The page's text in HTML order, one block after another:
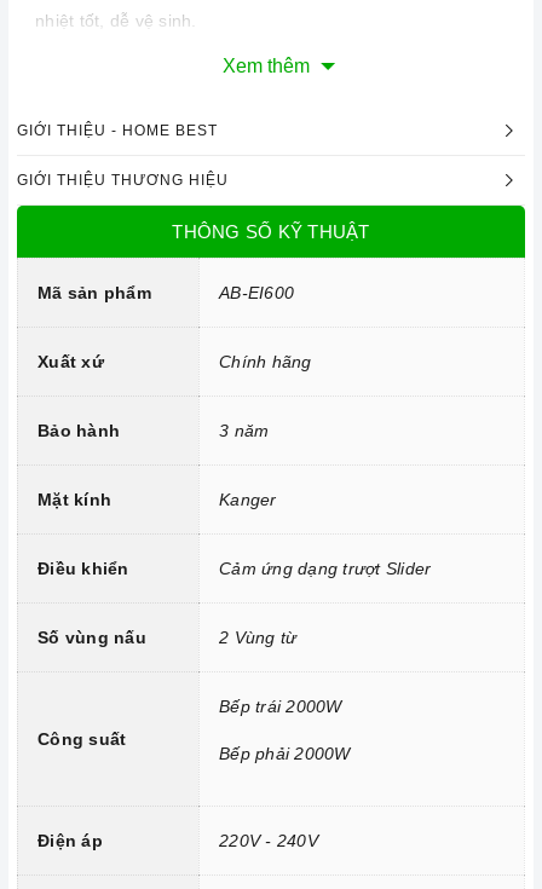
nhiệt tốt, dễ vệ sinh.
Công nghệ hiện đại
Mâm từ đường kính 20cm
Công nghệ INVERTER tiết kiệm điện năng.
Trang bị 9 dải công suất nấu.
Tính năng vượt trội
Chức năng Khóa trẻ em:Tránh trường hợp trẻ nghịch
Xem thêm
GIỚI THIỆU - HOME BEST
GIỚI THIỆU THƯƠNG HIỆU
THÔNG SỐ KỸ THUẬT
Mã sản phẩm AB-EI600
Xuất xứ Chính hãng
Bảo hành 3 năm
Mặt kính Kanger
Điều khiển Cảm ứng dạng trượt Slider
Số vùng nấu 2 Vùng từ
Công suất
Bếp trái 2000W
Bếp phải 2000W
Điện áp 220V - 240V